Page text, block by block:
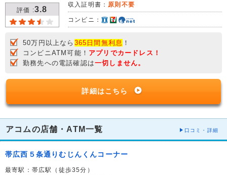
評価 :3.8
収入証明書： 原則不要
コンビニ：
50万円以上なら 365日間無利息 ！
コンビニATM可能！ アプリでカードレス！
勤務先への電話確認は一切しません。
詳細はこちら
アコムの店舗・ATM一覧 口コミ・詳細
帯広西５条通りむじんくんコーナー
最寄駅：帯広駅（徒歩35分）